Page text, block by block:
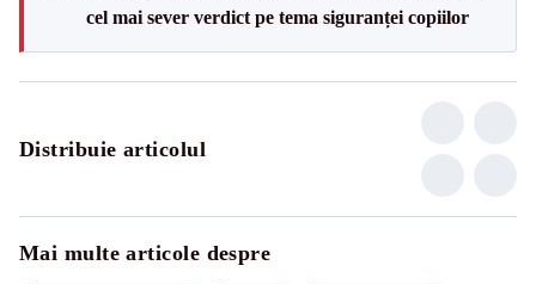
cel mai sever verdict pe tema siguranței copiilor
Distribuie articolul
Mai multe articole despre